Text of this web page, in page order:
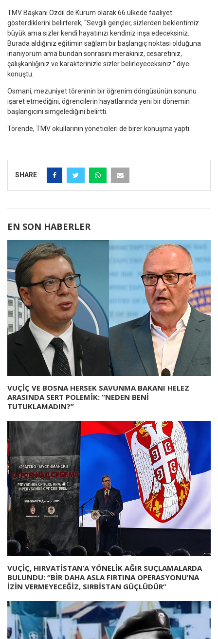
TMV Başkanı Özdil de Kurum olarak 66 ülkede faaliyet
gösterdiklerini belirterek, “Sevgili gençler, sizlerden beklentimiz
büyük ama sizler kendi hayatınızı kendiniz inşa edeceksiniz.
Burada aldığınız eğitimin sağlam bir başlangıç noktası olduğuna
inanıyorum ama bundan sonrasını merakınız, cesaretiniz,
çalışkanlığınız ve karakterinizle sizler belirleyeceksiniz.” diye
konuştu.
Osmani, mezuniyet töreninin bir öğrenim döngüsünün sonunu
işaret etmediğini, öğrencilerin hayatlarında yeni bir dönemin
başlangıcını simgelediğini belirtti.
Törende, TMV okullarının yöneticileri de birer konuşma yaptı.
SHARE
EN SON HABERLER
VUÇİÇ VE BOSNA HERSEK SAVUNMA BAKANI HELEZ
ARASINDA SERT POLEMİK: “NEDEN BENİ
TUTUKLAMADIN?”
VUÇİÇ, HIRVATİSTAN’A YÖNELİK AĞIR SUÇLAMALARDA
BULUNDU: “BİR DAHA ASLA FIRTINA OPERASYONU’NA
İZİN VERMEYECEĞİZ, SIRBİSTAN GÜÇLÜDÜR”